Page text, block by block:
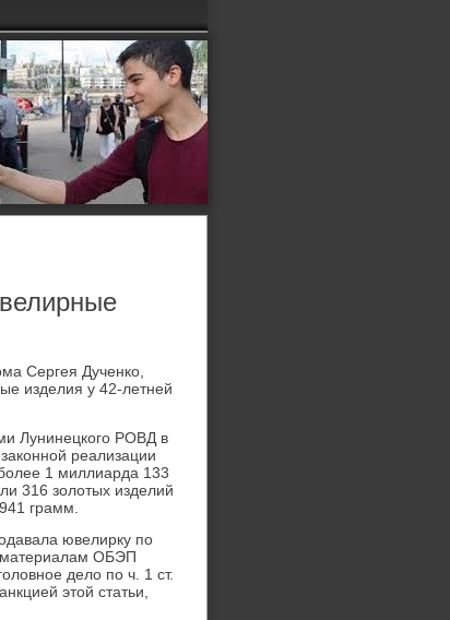
Сергея Дученко,
изделия у 42-летней
Лунинецкого РОВД в
реализации
1 миллиарда 133
316 золотых изделий
грамм.
ювелирку по
материалам ОБЭП
дело по ч. 1 ст.
этой статьи,